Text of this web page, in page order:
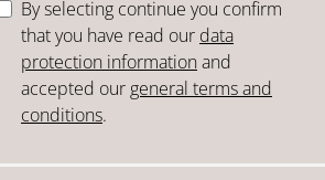
By selecting continue you confirm
that you have read our data
protection informationand
accepted our general terms and
conditions.